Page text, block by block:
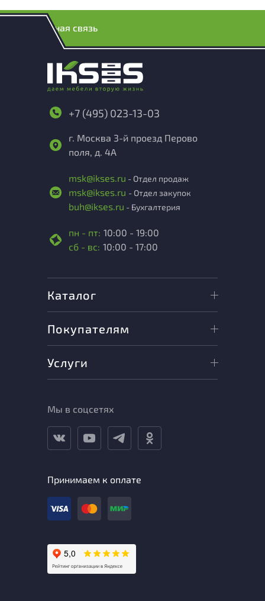
Обратная связь
+7 (495) 023-13-03
г. Москва 3-й проезд Перово
поля, д. 4А
msk@ikses.ru - Отдел продаж
msk@ikses.ru - Отдел закупок
buh@ikses.ru - Бухгалтерия
пн - пт: 10:00 - 19:00
сб - вс: 10:00 - 17:00
Каталог
Покупателям
Услуги
Мы в соцсетях
Принимаем к оплате